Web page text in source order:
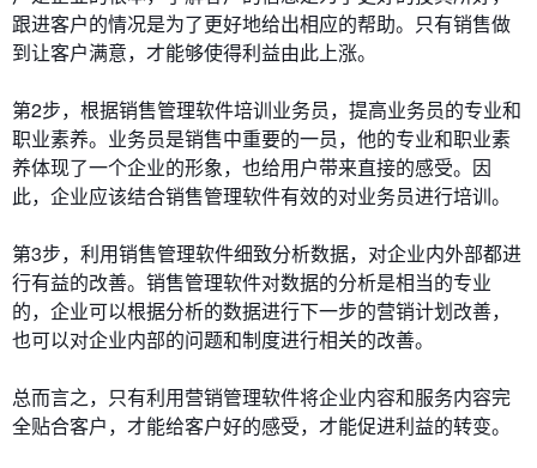
跟进客户的情况是为了更好地给出相应的帮助。只有销售做
到让客户满意，才能够使得利益由此上涨。
第2步，根据销售管理软件培训业务员，提高业务员的专业和
职业素养。业务员是销售中重要的一员，他的专业和职业素
养体现了一个企业的形象，也给用户带来直接的感受。因
此，企业应该结合销售管理软件有效的对业务员进行培训。
第3步，利用销售管理软件细致分析数据，对企业内外部都进
行有益的改善。销售管理软件对数据的分析是相当的专业
的，企业可以根据分析的数据进行下一步的营销计划改善，
也可以对企业内部的问题和制度进行相关的改善。
总而言之，只有利用营销管理软件将企业内容和服务内容完
全贴合客户，才能给客户好的感受，才能促进利益的转变。